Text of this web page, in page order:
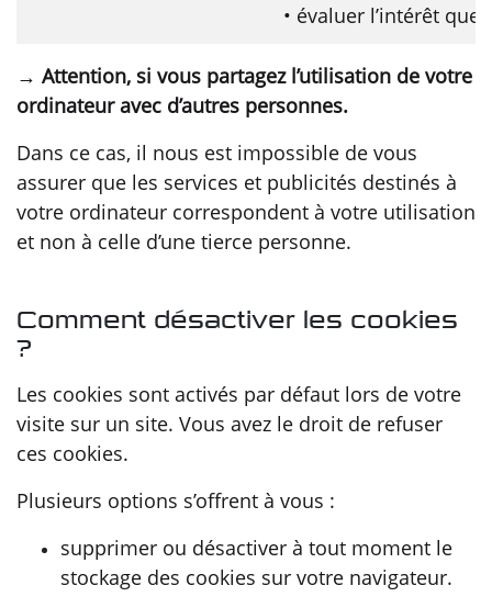
• évaluer l’intérêt
→ Attention, si vous partagez l’utilisation de votre
ordinateur avec d’autres personnes.
Dans ce cas, il nous est impossible de vous
assurer que les services et publicités destinés à
votre ordinateur correspondent à votre utilisation
et non à celle d’une tierce personne.
Comment désactiver les cookies
?
Les cookies sont activés par défaut lors de votre
visite sur un site. Vous avez le droit de refuser
ces cookies.
Plusieurs options s’offrent à vous :
supprimer ou désactiver à tout moment le
stockage des cookies sur votre navigateur.